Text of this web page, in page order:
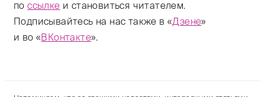
поссылке и становиться читателем.
Подписывайтесь на нас также в «Дзене»
и во «ВКонтакте».